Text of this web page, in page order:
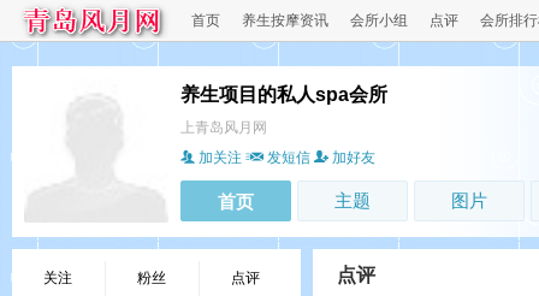
首页 养生按摩资讯 会所小组 点评 会所排
养生项目的私人spa会所
上青岛风月网
加关注
发短信 加好友
首页 主题 图片
关注
粉丝
点评
点评